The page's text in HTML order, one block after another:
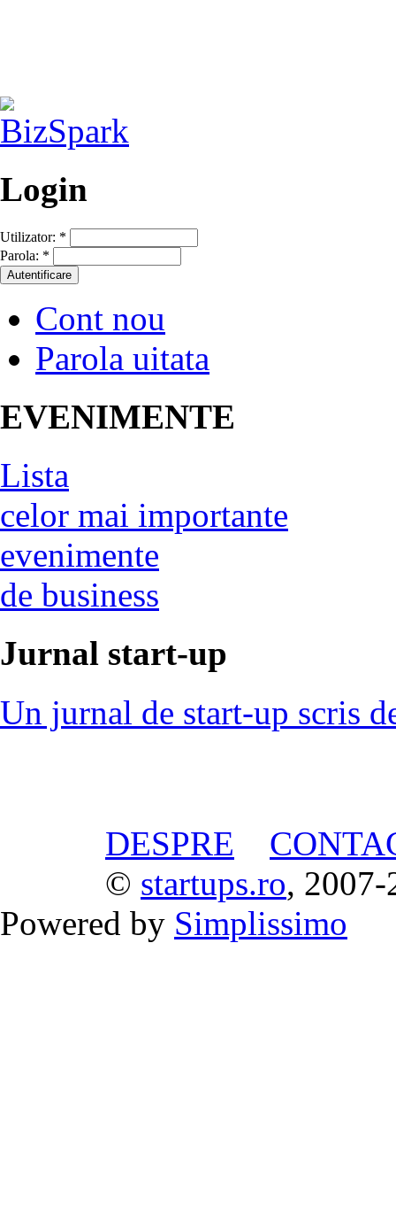
Login
Utilizator: *
Parola: *
Cont nou
Parola uitata
EVENIMENTE
Lista
celor mai importante
evenimente
de business
Jurnal start-up
Un jurnal de start-up scris
DESPRE
© startups.ro, 2007-
Powered by Simplissimo